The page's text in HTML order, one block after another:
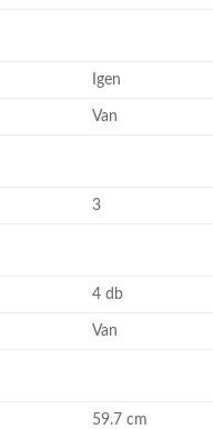
Igen
Van
3
4 db
Van
59.7 cm